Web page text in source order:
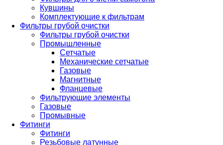
Кувшины
Комплектующие к фильтрам
Фильтры грубой очистки
Фильтры грубой очистки
Промышленные
Сетчатые
Механические сетчатые
Газовые
Магнитные
Фланцевые
Фильтрующие элементы
Газовые
Промывные
Фитинги
Фитинги
Резьбовые латунные